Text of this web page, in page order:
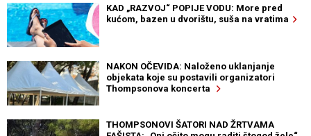
KAD „RAZVOJ“ POPIJE VODU: More pred
kućom, bazen u dvorištu, suša na vratima
NAKON OČEVIDA: Naloženo uklanjanje
objekata koje su postavili organizatori
Thompsonova koncerta
THOMPSONOVI ŠATORI NAD ŽRTVAMA